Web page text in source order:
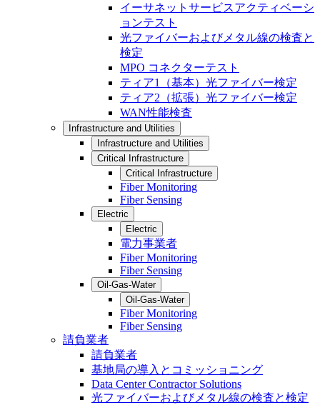
イーサネットサービスアクティベーシ
ョンテスト
光ファイバーおよびメタル線の検査と
検定
MPO コネクターテスト
ティア1（基本）光ファイバー検定
ティア2（拡張）光ファイバー検定
WAN性能検査
Infrastructure and Utilities
Infrastructure and Utilities
Critical Infrastructure
Critical Infrastructure
Fiber Monitoring
Fiber Sensing
Electric
Electric
電力事業者
Fiber Monitoring
Fiber Sensing
Oil-Gas-Water
Oil-Gas-Water
Fiber Monitoring
Fiber Sensing
請負業者
請負業者
基地局の導入とコミッショニング
Data Center Contractor Solutions
光ファイバーおよびメタル線の検査と検定